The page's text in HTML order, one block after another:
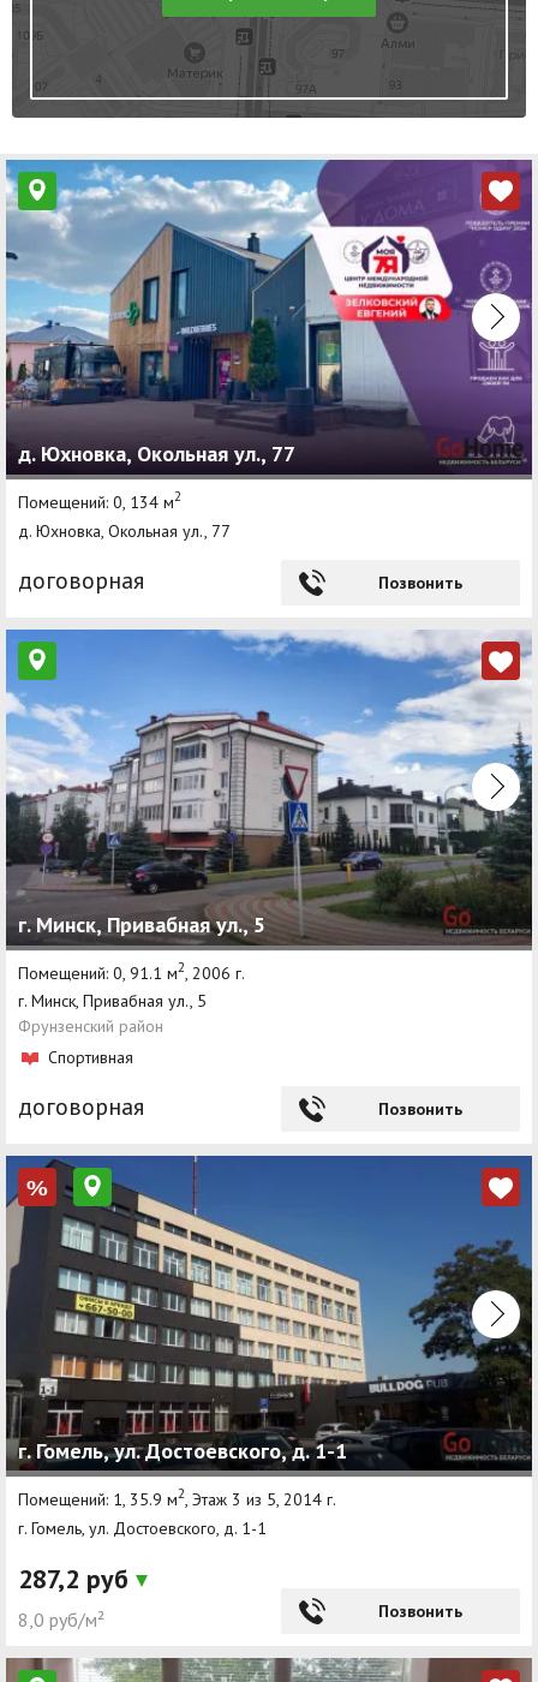
д. Юхновка, Окольная ул., 77
Помещений: 0, 134 м2
д. Юхновка, Окольная ул., 77
договорная Позвонить
г. Минск, Привабная ул., 5
Помещений: 0, 91.1 м2 , 2006 г.
г. Минск, Привабная ул., 5
Фрунзенский район
Спортивная
договорная Позвонить
%
г. Гомель, ул. Достоевского, д. 1-1
Помещений: 1, 35.9 м2, Этаж 3 из 5, 2014 г.
г. Гомель, ул. Достоевского, д. 1-1
287,2 руб
8,0 руб/м² Позвонить